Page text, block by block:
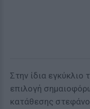
Στην ίδια εγκύκλιο
επιλογή
κατάθεσης